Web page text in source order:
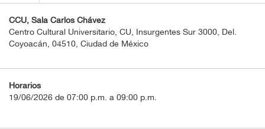
CCU, Sala Carlos Chávez
Centro Cultural Universitario, CU, Insurgentes Sur 3000, Del.
Coyoacán, 04510, Ciudad de México
Horarios
19/06/2026 de 07:00 p.m. a 09:00 p.m.